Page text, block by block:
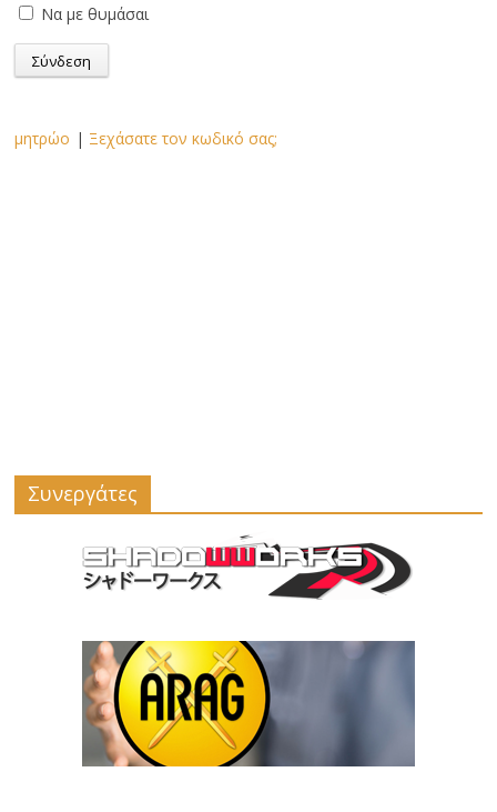
Να με θυμάσαι
μητρώο | Ξεχάσατε τον κωδικό σας;
Συνεργάτες